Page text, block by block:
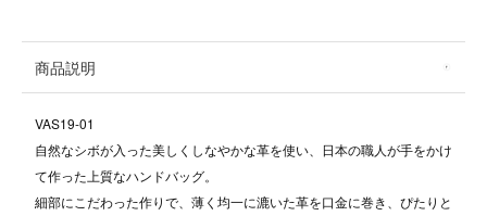
商品説明
VAS19-01
自然なシボが入った美しくしなやかな革を使い、日本の職人が手をかけ
て作った上質なハンドバッグ。
細部にこだわった作りで、薄く均一に漉いた革を口金に巻き、ぴたりと